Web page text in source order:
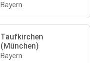
Bayern
Taufkirchen
(München)
Bayern